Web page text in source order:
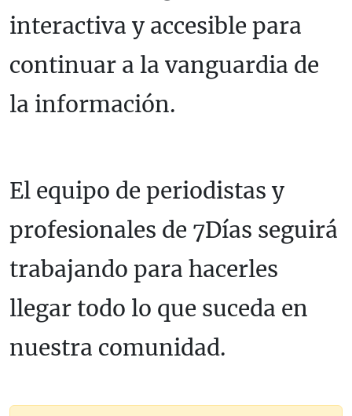
interactiva y accesible para
continuar a la vanguardia de
la información.
El equipo de periodistas y
profesionales de 7Días seguirá
trabajando para hacerles
llegar todo lo que suceda en
nuestra comunidad.